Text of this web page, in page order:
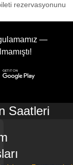
rezervasyonunu
—
Saatleri